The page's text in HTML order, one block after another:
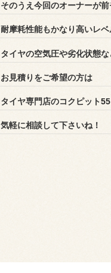
そのうえ今回のオーナーが
耐摩耗性能もかなり高いレ
タイヤの空気圧や劣化状態
お見積りをご希望の方は
タイヤ専門店のコクピット55
気軽に相談して下さいね！